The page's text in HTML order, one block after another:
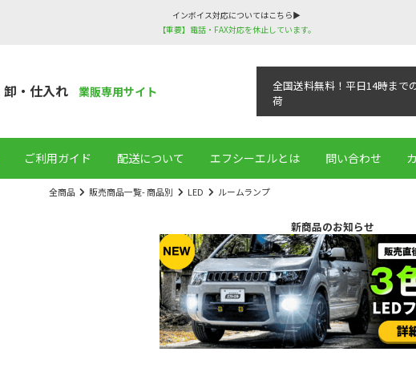
インボイス対応についてはこちら▶
【重要】電話・FAX対応を休止しています。
卸・仕入れ 業販専用サイト
全国送料無料！平日14時まで
荷
ご利用ガイド 配送について エフシーエルとは 問い合わせ
全商品 販売商品一覧- 商品別 LED ルームランプ
新商品のお知らせ